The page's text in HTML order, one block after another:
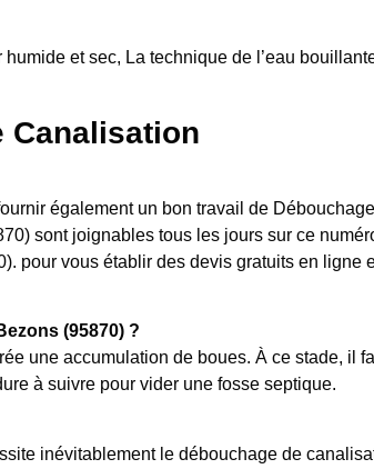
et sec, La technique de l’eau
Canalisation
également un bon travail de
sont joignables tous les jours sur ce
pour vous établir des devis gratuits en ligne
(95870) ?
une accumulation de boues. À ce stade, il
à suivre pour vider une fosse septique.
inévitablement le débouchage de